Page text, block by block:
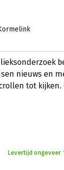
nieuws en
tot kijken.
Levertijd ongeveer